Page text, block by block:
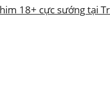
18+ cực sướng tại